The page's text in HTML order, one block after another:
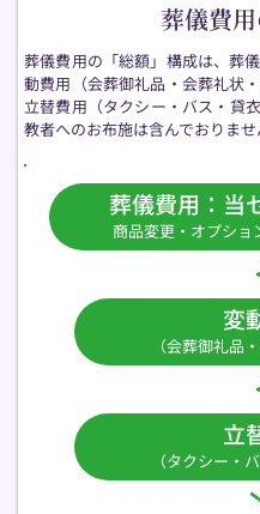
葬儀費用
葬儀費用の「総額」構成は、葬
動費用（会葬御礼品・会葬礼状
立替費用（タクシー・バス・貸
教者へのお布施は含んでおりませ
葬儀費用：当
商品変更・オプショ
変
（会葬御礼品
立
（タクシー・